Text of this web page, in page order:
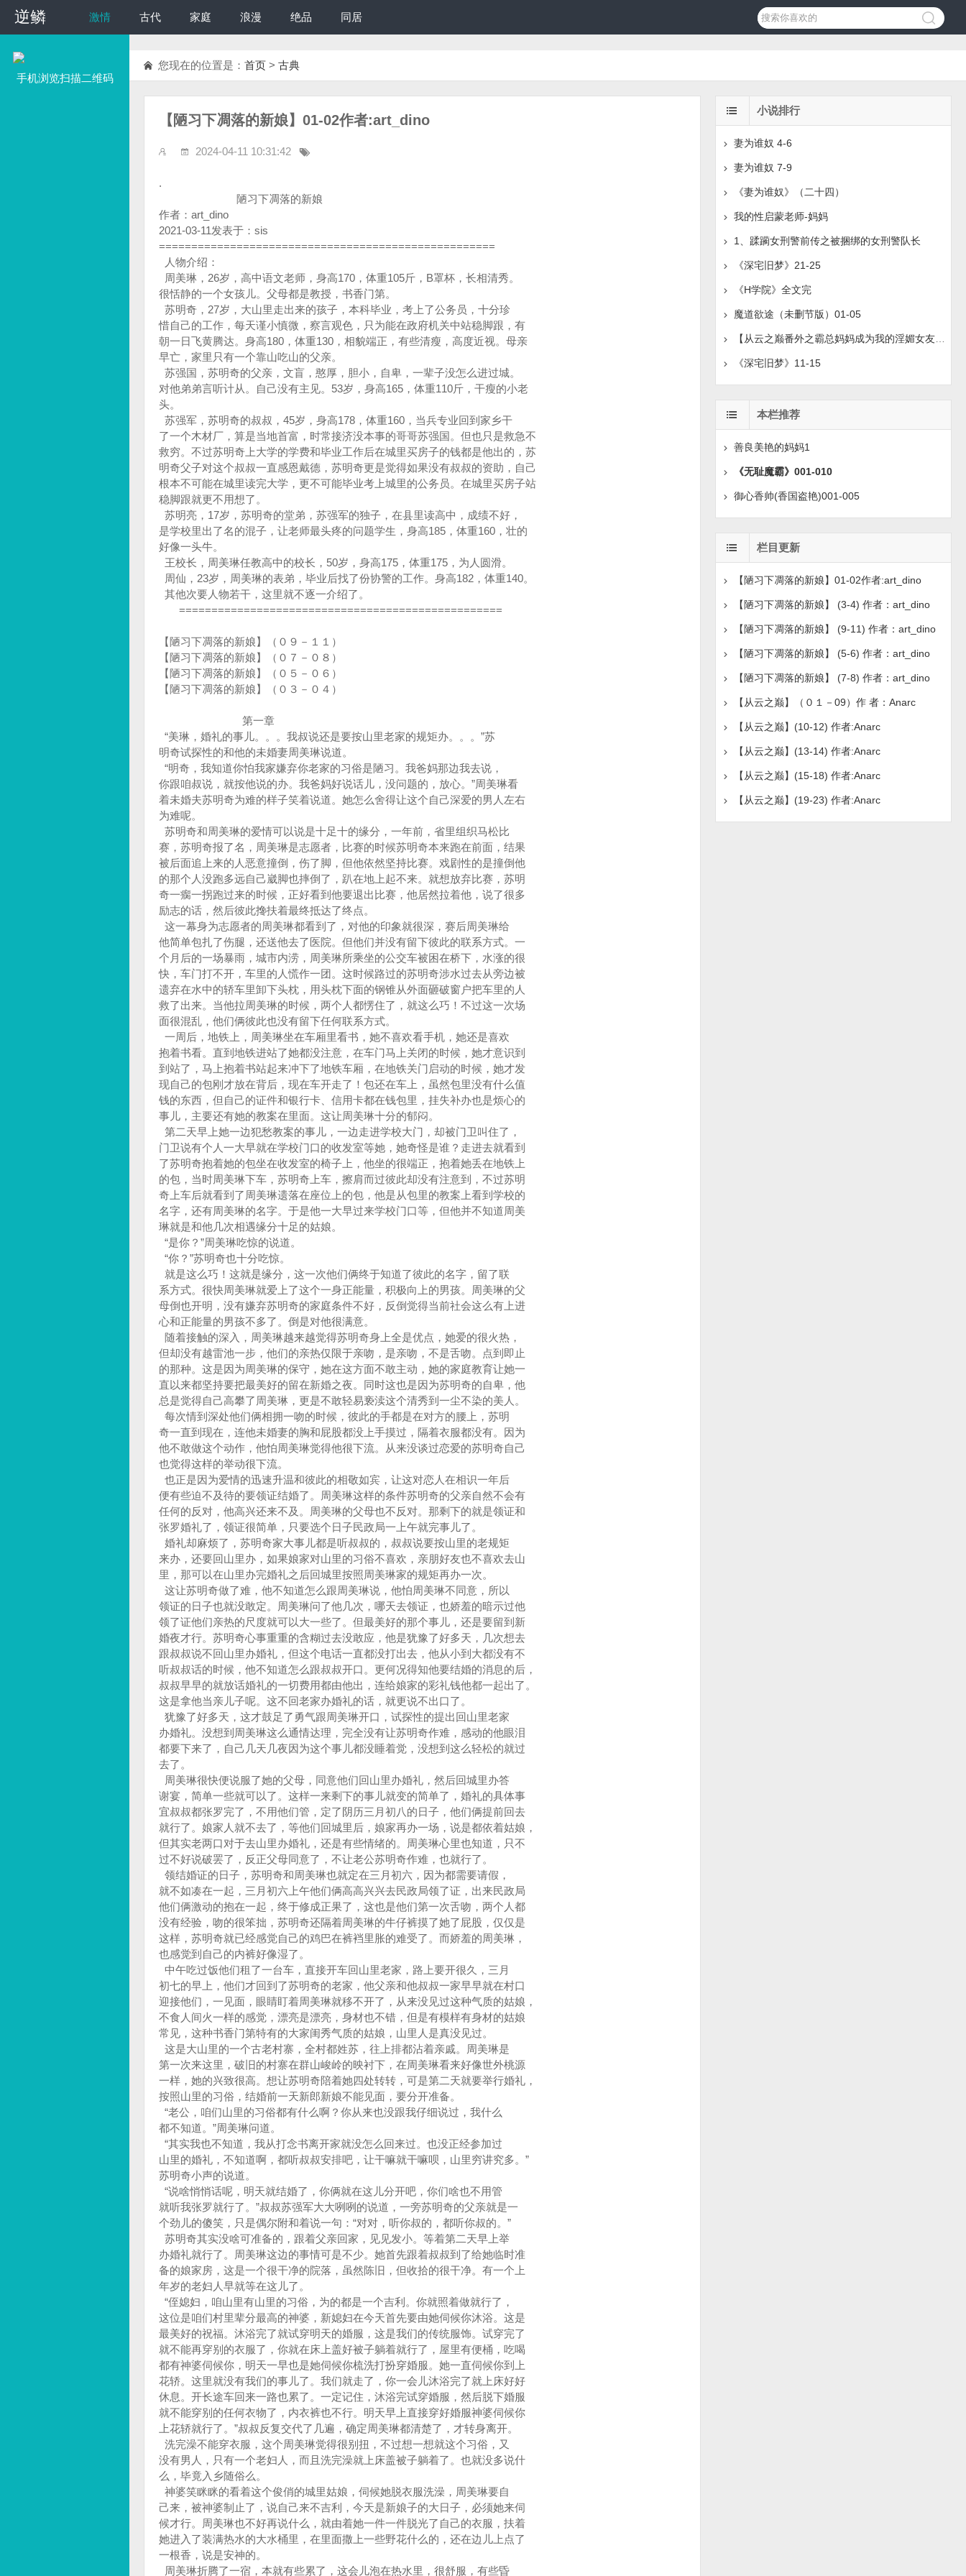
逆鳞
逆鳞 激情 古代 家庭 浪漫 绝品 同居
手机浏览扫描二维码
您现在的位置是： 首页 > 古典
【陋习下凋落的新娘】01-02作者:art_dino
2024-04-11 10:31:42
.
陋习下凋落的新娘
作者：art_dino
2021-03-11发表于：sis
====================================================
人物介绍：
周美琳，26岁，高中语文老师，身高170，体重105斤，B罩杯，长相清秀。
很恬静的一个女孩儿。父母都是教授，书香门第。
苏明奇，27岁，大山里走出来的孩子，本科毕业，考上了公务员，十分珍
惜自己的工作，每天谨小慎微，察言观色，只为能在政府机关中站稳脚跟，有
朝一日飞黄腾达。身高180，体重130，相貌端正，有些清瘦，高度近视。母亲
早亡，家里只有一个靠山吃山的父亲。
苏强国，苏明奇的父亲，文盲，憨厚，胆小，自卑，一辈子没怎么进过城。
对他弟弟言听计从。自己没有主见。53岁，身高165，体重110斤，干瘦的小老
头。
苏强军，苏明奇的叔叔，45岁，身高178，体重160，当兵专业回到家乡干
了一个木材厂，算是当地首富，时常接济没本事的哥哥苏强国。但也只是救急不
救穷。不过苏明奇上大学的学费和毕业工作后在城里买房子的钱都是他出的，苏
明奇父子对这个叔叔一直感恩戴德，苏明奇更是觉得如果没有叔叔的资助，自己
根本不可能在城里读完大学，更不可能毕业考上城里的公务员。在城里买房子站
稳脚跟就更不用想了。
苏明亮，17岁，苏明奇的堂弟，苏强军的独子，在县里读高中，成绩不好，
是学校里出了名的混子，让老师最头疼的问题学生，身高185，体重160，壮的
好像一头牛。
王校长，周美琳任教高中的校长，50岁，身高175，体重175，为人圆滑。
周仙，23岁，周美琳的表弟，毕业后找了份协警的工作。身高182，体重140。
其他次要人物若干，这里就不逐一介绍了。
==================================================
【陋习下凋落的新娘】（０９－１１）
【陋习下凋落的新娘】（０７－０８）
【陋习下凋落的新娘】（０５－０６）
【陋习下凋落的新娘】（０３－０４）
第一章
“美琳，婚礼的事儿。。。我叔说还是要按山里老家的规矩办。。。”苏
明奇试探性的和他的未婚妻周美琳说道。
“明奇，我知道你怕我家嫌弃你老家的习俗是陋习。我爸妈那边我去说，
你跟咱叔说，就按他说的办。我爸妈好说话儿，没问题的，放心。”周美琳看
着未婚夫苏明奇为难的样子笑着说道。她怎么舍得让这个自己深爱的男人左右
为难呢。
苏明奇和周美琳的爱情可以说是十足十的缘分，一年前，省里组织马松比
赛，苏明奇报了名，周美琳是志愿者，比赛的时候苏明奇本来跑在前面，结果
被后面追上来的人恶意撞倒，伤了脚，但他依然坚持比赛。戏剧性的是撞倒他
的那个人没跑多远自己崴脚也摔倒了，趴在地上起不来。就想放弃比赛，苏明
奇一瘸一拐跑过来的时候，正好看到他要退出比赛，他居然拉着他，说了很多
励志的话，然后彼此搀扶着最终抵达了终点。
这一幕身为志愿者的周美琳都看到了，对他的印象就很深，赛后周美琳给
他简单包扎了伤腿，还送他去了医院。但他们并没有留下彼此的联系方式。一
个月后的一场暴雨，城市内涝，周美琳所乘坐的公交车被困在桥下，水涨的很
快，车门打不开，车里的人慌作一团。这时候路过的苏明奇涉水过去从旁边被
遗弃在水中的轿车里卸下头枕，用头枕下面的钢锥从外面砸破窗户把车里的人
救了出来。当他拉周美琳的时候，两个人都愣住了，就这么巧！不过这一次场
面很混乱，他们俩彼此也没有留下任何联系方式。
一周后，地铁上，周美琳坐在车厢里看书，她不喜欢看手机，她还是喜欢
抱着书看。直到地铁进站了她都没注意，在车门马上关闭的时候，她才意识到
到站了，马上抱着书站起来冲下了地铁车厢，在地铁关门启动的时候，她才发
现自己的包刚才放在背后，现在车开走了！包还在车上，虽然包里没有什么值
钱的东西，但自己的证件和银行卡、信用卡都在钱包里，挂失补办也是烦心的
事儿，主要还有她的教案在里面。这让周美琳十分的郁闷。
第二天早上她一边犯愁教案的事儿，一边走进学校大门，却被门卫叫住了，
门卫说有个人一大早就在学校门口的收发室等她，她奇怪是谁？走进去就看到
了苏明奇抱着她的包坐在收发室的椅子上，他坐的很端正，抱着她丢在地铁上
的包，当时周美琳下车，苏明奇上车，擦肩而过彼此却没有注意到，不过苏明
奇上车后就看到了周美琳遗落在座位上的包，他是从包里的教案上看到学校的
名字，还有周美琳的名字。于是他一大早过来学校门口等，但他并不知道周美
琳就是和他几次相遇缘分十足的姑娘。
“是你？”周美琳吃惊的说道。
“你？”苏明奇也十分吃惊。
就是这么巧！这就是缘分，这一次他们俩终于知道了彼此的名字，留了联
系方式。很快周美琳就爱上了这个一身正能量，积极向上的男孩。周美琳的父
母倒也开明，没有嫌弃苏明奇的家庭条件不好，反倒觉得当前社会这么有上进
心和正能量的男孩不多了。倒是对他很满意。
随着接触的深入，周美琳越来越觉得苏明奇身上全是优点，她爱的很火热，
但却没有越雷池一步，他们的亲热仅限于亲吻，是亲吻，不是舌吻。点到即止
的那种。这是因为周美琳的保守，她在这方面不敢主动，她的家庭教育让她一
直以来都坚持要把最美好的留在新婚之夜。同时这也是因为苏明奇的自卑，他
总是觉得自己高攀了周美琳，更是不敢轻易亵渎这个清秀到一尘不染的美人。
每次情到深处他们俩相拥一吻的时候，彼此的手都是在对方的腰上，苏明
奇一直到现在，连他未婚妻的胸和屁股都没上手摸过，隔着衣服都没有。因为
他不敢做这个动作，他怕周美琳觉得他很下流。从来没谈过恋爱的苏明奇自己
也觉得这样的举动很下流。
也正是因为爱情的迅速升温和彼此的相敬如宾，让这对恋人在相识一年后
便有些迫不及待的要领证结婚了。周美琳这样的条件苏明奇的父亲自然不会有
任何的反对，他高兴还来不及。周美琳的父母也不反对。那剩下的就是领证和
张罗婚礼了，领证很简单，只要选个日子民政局一上午就完事儿了。
婚礼却麻烦了，苏明奇家大事儿都是听叔叔的，叔叔说要按山里的老规矩
来办，还要回山里办，如果娘家对山里的习俗不喜欢，亲朋好友也不喜欢去山
里，那可以在山里办完婚礼之后回城里按照周美琳家的规矩再办一次。
这让苏明奇做了难，他不知道怎么跟周美琳说，他怕周美琳不同意，所以
领证的日子也就没敢定。周美琳问了他几次，哪天去领证，也娇羞的暗示过他
领了证他们亲热的尺度就可以大一些了。但最美好的那个事儿，还是要留到新
婚夜才行。苏明奇心事重重的含糊过去没敢应，他是犹豫了好多天，几次想去
跟叔叔说不回山里办婚礼，但这个电话一直都没打出去，他从小到大都没有不
听叔叔话的时候，他不知道怎么跟叔叔开口。更何况得知他要结婚的消息的后，
叔叔早早的就放话婚礼的一切费用都由他出，连给娘家的彩礼钱他都一起出了。
这是拿他当亲儿子呢。这不回老家办婚礼的话，就更说不出口了。
犹豫了好多天，这才鼓足了勇气跟周美琳开口，试探性的提出回山里老家
办婚礼。没想到周美琳这么通情达理，完全没有让苏明奇作难，感动的他眼泪
都要下来了，自己几天几夜因为这个事儿都没睡着觉，没想到这么轻松的就过
去了。
周美琳很快便说服了她的父母，同意他们回山里办婚礼，然后回城里办答
谢宴，简单一些就可以了。这样一来剩下的事儿就变的简单了，婚礼的具体事
宜叔叔都张罗完了，不用他们管，定了阴历三月初八的日子，他们俩提前回去
就行了。娘家人就不去了，等他们回城里后，娘家再办一场，说是都依着姑娘，
但其实老两口对于去山里办婚礼，还是有些情绪的。周美琳心里也知道，只不
过不好说破罢了，反正父母同意了，不让老公苏明奇作难，也就行了。
领结婚证的日子，苏明奇和周美琳也就定在三月初六，因为都需要请假，
就不如凑在一起，三月初六上午他们俩高高兴兴去民政局领了证，出来民政局
他们俩激动的抱在一起，终于修成正果了，这也是他们第一次舌吻，两个人都
没有经验，吻的很笨拙，苏明奇还隔着周美琳的牛仔裤摸了她了屁股，仅仅是
这样，苏明奇就已经感觉自己的鸡巴在裤裆里胀的难受了。而娇羞的周美琳，
也感觉到自己的内裤好像湿了。
中午吃过饭他们租了一台车，直接开车回山里老家，路上要开很久，三月
初七的早上，他们才回到了苏明奇的老家，他父亲和他叔叔一家早早就在村口
迎接他们，一见面，眼睛盯着周美琳就移不开了，从来没见过这种气质的姑娘，
不食人间火一样的感觉，漂亮是漂亮，身材也不错，但是有模样有身材的姑娘
常见，这种书香门第特有的大家闺秀气质的姑娘，山里人是真没见过。
这是大山里的一个古老村寨，全村都姓苏，往上排都沾着亲戚。周美琳是
第一次来这里，破旧的村寨在群山峻岭的映衬下，在周美琳看来好像世外桃源
一样，她的兴致很高。想让苏明奇陪着她四处转转，可是第二天就要举行婚礼，
按照山里的习俗，结婚前一天新郎新娘不能见面，要分开准备。
“老公，咱们山里的习俗都有什么啊？你从来也没跟我仔细说过，我什么
都不知道。”周美琳问道。
“其实我也不知道，我从打念书离开家就没怎么回来过。也没正经参加过
山里的婚礼，不知道啊，都听叔叔安排吧，让干嘛就干嘛呗，山里穷讲究多。”
苏明奇小声的说道。
“说啥悄悄话呢，明天就结婚了，你俩就在这儿分开吧，你们啥也不用管
就听我张罗就行了。”叔叔苏强军大大咧咧的说道，一旁苏明奇的父亲就是一
个劲儿的傻笑，只是偶尔附和着说一句：“对对，听你叔的，都听你叔的。”
苏明奇其实没啥可准备的，跟着父亲回家，见见发小。等着第二天早上举
办婚礼就行了。周美琳这边的事情可是不少。她首先跟着叔叔到了给她临时准
备的娘家房，这是一个很干净的院落，虽然陈旧，但收拾的很干净。有一个上
年岁的老妇人早就等在这儿了。
“侄媳妇，咱山里有山里的习俗，为的都是一个吉利。你就照着做就行了，
这位是咱们村里辈分最高的神婆，新媳妇在今天首先要由她伺候你沐浴。这是
最美好的祝福。沐浴完了就试穿明天的婚服，这是我们的传统服饰。试穿完了
就不能再穿别的衣服了，你就在床上盖好被子躺着就行了，屋里有便桶，吃喝
都有神婆伺候你，明天一早也是她伺候你梳洗打扮穿婚服。她一直伺候你到上
花轿。这里就没有我们的事儿了。我们就走了，你一会儿沐浴完了就上床好好
休息。开长途车回来一路也累了。一定记住，沐浴完试穿婚服，然后脱下婚服
就不能穿别的任何衣物了，内衣裤也不行。明天早上直接穿好婚服神婆伺候你
上花轿就行了。”叔叔反复交代了几遍，确定周美琳都清楚了，才转身离开。
洗完澡不能穿衣服，这个周美琳觉得很别扭，不过想一想就这个习俗，又
没有男人，只有一个老妇人，而且洗完澡就上床盖被子躺着了。也就没多说什
么，毕竟入乡随俗么。
神婆笑眯眯的看着这个俊俏的城里姑娘，伺候她脱衣服洗澡，周美琳要自
己来，被神婆制止了，说自己来不吉利，今天是新娘子的大日子，必须她来伺
候才行。周美琳也不好再说什么，就由着她一件一件脱光了自己的衣服，扶着
她进入了装满热水的大水桶里，在里面撒上一些野花什么的，还在边儿上点了
一根香，说是安神的。
周美琳折腾了一宿，本就有些累了，这会儿泡在热水里，很舒服，有些昏
小说排行
妻为谁奴 4-6
妻为谁奴 7-9
《妻为谁奴》（二十四）
我的性启蒙老师-妈妈
1、蹂躏女刑警前传之被捆绑的女刑警队长
《深宅旧梦》21-25
《H学院》全文完
魔道欲途（未删节版）01-05
【从云之巅番外之霸总妈妈成为我的淫媚女友】（1-13完结
《深宅旧梦》11-15
本栏推荐
善良美艳的妈妈1
《无耻魔霸》001-010
御心香帅(香国盗艳)001-005
栏目更新
【陋习下凋落的新娘】01-02作者:art_dino
【陋习下凋落的新娘】 (3-4) 作者：art_dino
【陋习下凋落的新娘】 (9-11) 作者：art_dino
【陋习下凋落的新娘】 (5-6) 作者：art_dino
【陋习下凋落的新娘】 (7-8) 作者：art_dino
【从云之巅】（０１－09）作 者：Anarc
【从云之巅】(10-12) 作者:Anarc
【从云之巅】(13-14) 作者:Anarc
【从云之巅】(15-18) 作者:Anarc
【从云之巅】(19-23) 作者:Anarc